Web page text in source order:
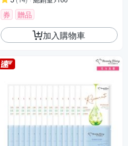
券 贈品
加入購物車